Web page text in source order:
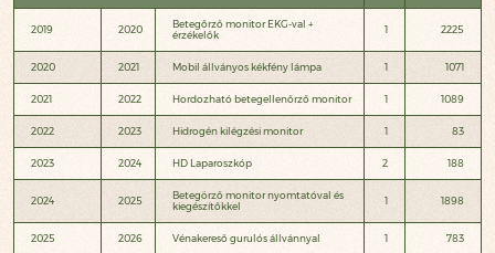
2019 2020
Betegőrző monitor EKG-val +
érzékelők
1 2225
2020 2021 Mobil állványos kékfény lámpa 1 1071
2021 2022 Hordozható betegellenőrző monitor 1 1089
2022 2023 Hidrogén kilégzési monitor 1 83
2023 2024 HD Laparoszkóp 2 188
2024 2025
Betegörző monitor nyomtatóval és
kiegészítőkkel
1 1898
2025 2026 Vénakereső gurulós állvánnyal 1 783